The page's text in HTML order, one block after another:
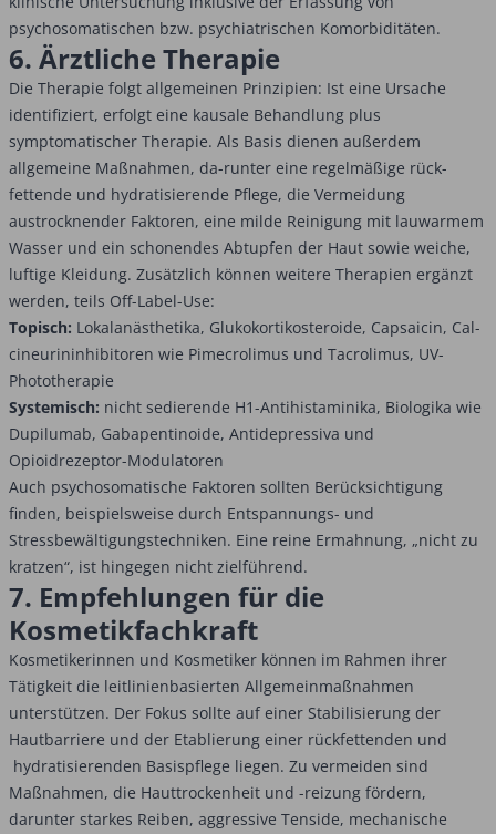
psychosomatischen bzw. psychiatrischen Komorbiditäten.
6. Ärztliche Therapie
Die Therapie folgt allgemeinen Prinzipien: Ist eine Ursache
identifiziert, erfolgt eine kausale Behandlung plus
symptomatischer Therapie. Als Basis dienen außerdem
allgemeine Maßnahmen, da-runter eine regelmäßige rück-
fettende und hydratisierende Pflege, die Vermeidung
austrocknender Faktoren, eine milde Reinigung mit lauwarmem
Wasser und ein schonendes Abtupfen der Haut sowie weiche,
luftige Kleidung. Zusätzlich können weitere Therapien ergänzt
werden, teils Off-Label-Use:
Topisch: Lokalanästhetika, Glukokortikosteroide, Capsaicin, ­Cal­­­
cineurininhibitoren wie Pimecrolimus und Tacrolimus, UV-
Phototherapie
Systemisch: nicht sedierende H1-Antihistaminika, Biologika wie
Dupilumab, Gabapentinoide, Antidepressiva und
Opioidrezeptor-Modulatoren
Auch psychosomatische Faktoren sollten Berücksichtigung
finden, beispielsweise durch Entspannungs- und
Stressbewältigungstechniken. Eine reine Ermahnung, „nicht zu
kratzen“, ist hingegen nicht zielführend.
7. Empfehlungen für die
Kosmetikfachkraft
Kosmetikerinnen und Kosmetiker können im Rahmen ihrer
Tätigkeit die leitlinienbasierten Allgemeinmaßnahmen
unterstützen. Der Fokus sollte auf einer Stabilisierung der
Hautbarriere und der Etablierung einer rückfettenden und
hydratisierenden Basispflege liegen. Zu vermeiden sind
Maßnahmen, die Hauttrockenheit und -reizung fördern,
darunter starkes Reiben, aggressive Tenside, mechanische